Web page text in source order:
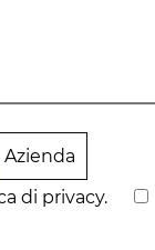
Azienda
di privacy.